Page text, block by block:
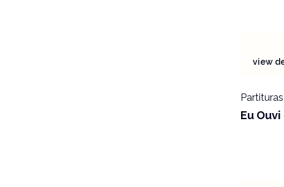
view
Partituras
Eu